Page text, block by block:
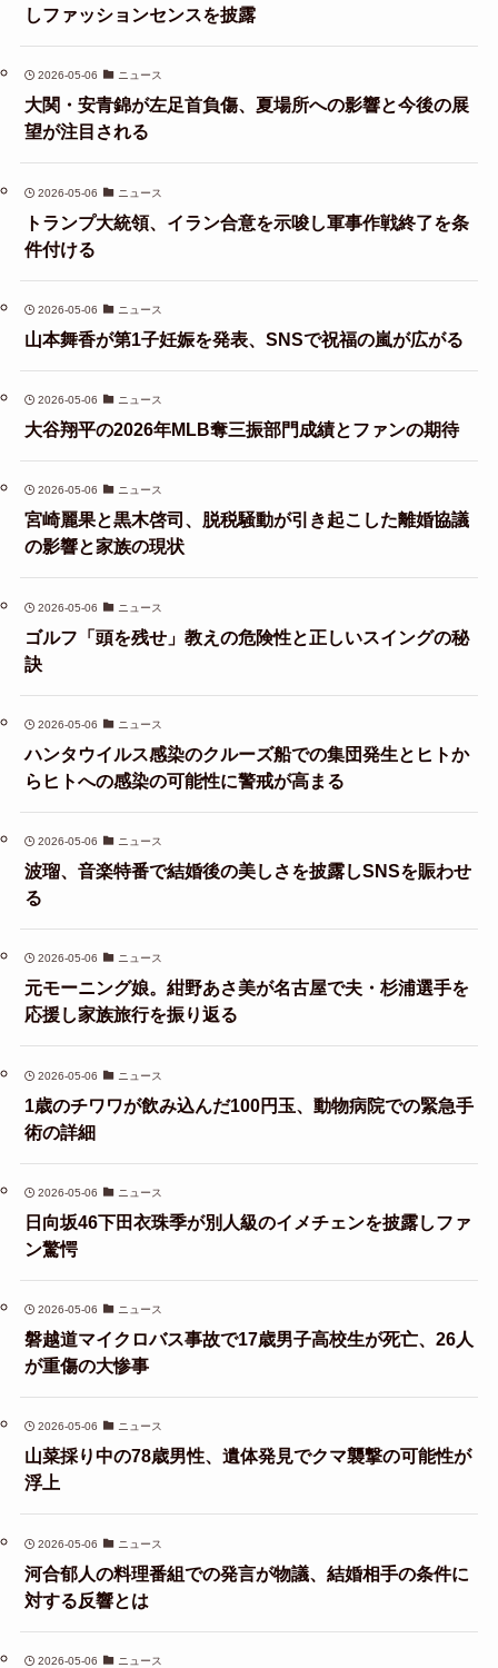
しファッションセンスを披露
2026-05-06 ニュース
大関・安青錦が左足首負傷、夏場所への影響と今後の展
望が注目される
2026-05-06 ニュース
トランプ大統領、イラン合意を示唆し軍事作戦終了を条
件付ける
2026-05-06 ニュース
山本舞香が第1子妊娠を発表、SNSで祝福の嵐が広がる
2026-05-06 ニュース
大谷翔平の2026年MLB奪三振部門成績とファンの期待
2026-05-06 ニュース
宮崎麗果と黒木啓司、脱税騒動が引き起こした離婚協議
の影響と家族の現状
2026-05-06 ニュース
ゴルフ「頭を残せ」教えの危険性と正しいスイングの秘
訣
2026-05-06 ニュース
ハンタウイルス感染のクルーズ船での集団発生とヒトか
らヒトへの感染の可能性に警戒が高まる
2026-05-06 ニュース
波瑠、音楽特番で結婚後の美しさを披露しSNSを賑わせ
る
2026-05-06 ニュース
元モーニング娘。紺野あさ美が名古屋で夫・杉浦選手を
応援し家族旅行を振り返る
2026-05-06 ニュース
1歳のチワワが飲み込んだ100円玉、動物病院での緊急手
術の詳細
2026-05-06 ニュース
日向坂46下田衣珠季が別人級のイメチェンを披露しファ
ン驚愕
2026-05-06 ニュース
磐越道マイクロバス事故で17歳男子高校生が死亡、26人
が重傷の大惨事
2026-05-06 ニュース
山菜採り中の78歳男性、遺体発見でクマ襲撃の可能性が
浮上
2026-05-06 ニュース
河合郁人の料理番組での発言が物議、結婚相手の条件に
対する反響とは
2026-05-06 ニュース